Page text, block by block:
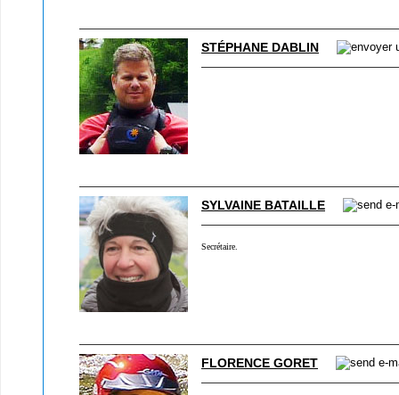
STÉPHANE DABLIN
SYLVAINE BATAILLE
Secrétaire.
FLORENCE GORET